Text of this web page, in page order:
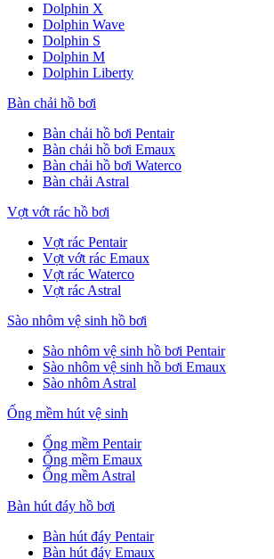
Dolphin X
Dolphin Wave
Dolphin S
Dolphin M
Dolphin Liberty
Bàn chải hồ bơi
Bàn chải hồ bơi Pentair
Bàn chải hồ bơi Emaux
Bàn chải hồ bơi Waterco
Bàn chải Astral
Vợt vớt rác hồ bơi
Vợt rác Pentair
Vợt vớt rác Emaux
Vợt rác Waterco
Vợt rác Astral
Sào nhôm vệ sinh hồ bơi
Sào nhôm vệ sinh hồ bơi Pentair
Sào nhôm vệ sinh hồ bơi Emaux
Sào nhôm Astral
Ống mềm hút vệ sinh
Ống mềm Pentair
Ống mềm Emaux
Ống mềm Astral
Bàn hút đáy hồ bơi
Bàn hút đáy Pentair
Bàn hút đáy Emaux